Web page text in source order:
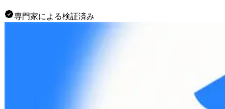
専門家による検証済み